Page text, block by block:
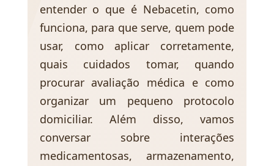
entender o que é Nebacetin, como
funciona, para que serve, quem pode
usar, como aplicar corretamente,
quais cuidados tomar, quando
procurar avaliação médica e como
organizar um pequeno protocolo
domiciliar. Além disso, vamos
conversar sobre interações
medicamentosas, armazenamento,